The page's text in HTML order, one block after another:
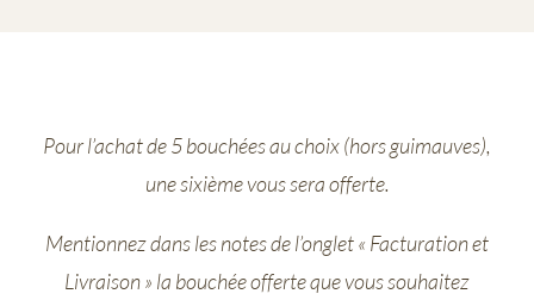
Saunion
Pour l’achat de 5 bouchées au choix (hors guimauves),
une sixième vous sera offerte.
Mentionnez dans les notes de l’onglet « Facturation et
Livraison » la bouchée offerte que vous souhaitez